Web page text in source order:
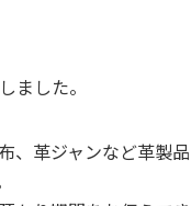
ました。
、革ジャンなど革製